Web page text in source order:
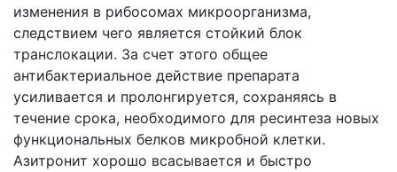
изменения в рибосомах микроорганизма,
следствием чего является стойкий блок
транслокации. За счет этого общее
антибактериальное действие препарата
усиливается и пролонгируется, сохраняясь в
течение срока, необходимого для ресинтеза новых
функциональных белков микробной клетки.
Азитронит хорошо всасывается и быстро